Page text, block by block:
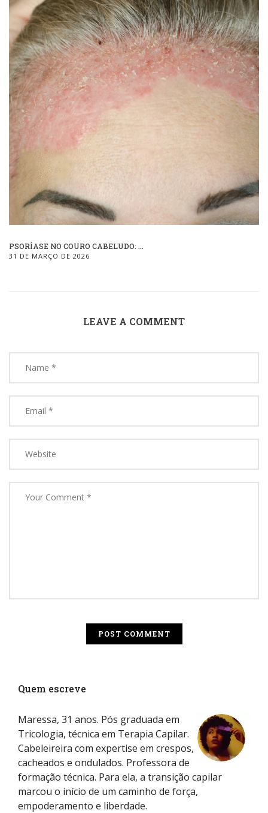
PSORÍASE NO COURO CABELUDO: ...
31 DE MARÇO DE 2026
LEAVE A COMMENT
Quem escreve
Maressa, 31 anos. Pós graduada em
Tricologia, técnica em Terapia Capilar.
Cabeleireira com expertise em crespos,
cacheados e ondulados. Professora de
formação técnica. Para ela, a transição capilar
marcou o início de um caminho de força,
empoderamento e liberdade.